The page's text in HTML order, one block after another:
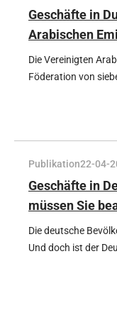
Bußgelder von
Geschäfte in
Arabischen
Die Vereinigten
Föderation von
Publikation22-04-
Geschäfte in
müssen Sie
Die deutsche
Und doch ist der
Deutschland hat